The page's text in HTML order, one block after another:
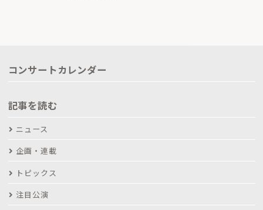
コンサートカレンダー
記事を読む
ニュース
企画・連載
トピックス
注目公演